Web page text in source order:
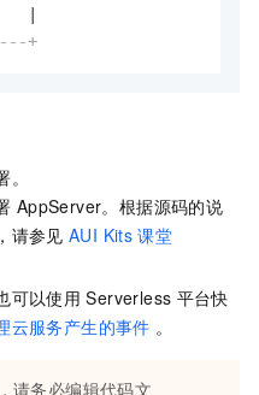
+
AppServer。根据源码的说
请参见 AUI Kits 课堂
可以使用 Serverless 平台快
云服务产生的事件 。
请务必编辑代码文